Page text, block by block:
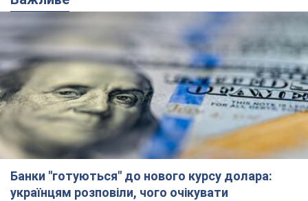
Банки "готуються" до нового курсу долара:
українцям розповіли, чого очікувати